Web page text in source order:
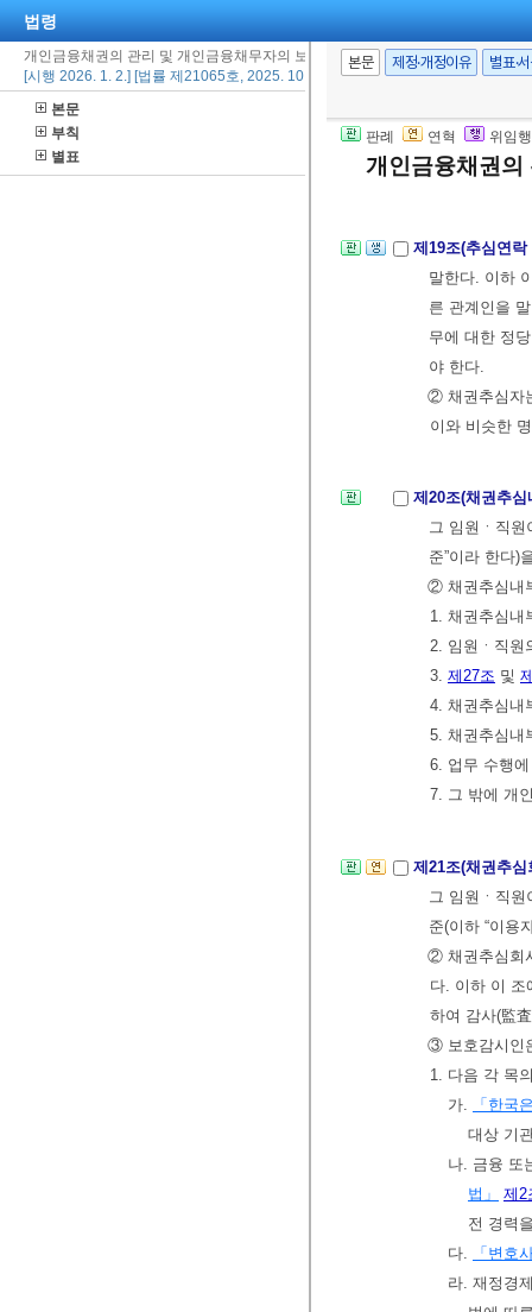
법령
개인금융채권의 관리 및 개인금융채무자의 보호에 관한 법률
[시행 2026. 1. 2.] [법률 제21065호, 2025. 10. 1., 타법개정]
본문
부칙
별표
본문 제정·개정이유 별표·
판례 연혁 위임
개인금융채권
특정한 시간대
② 제1항에 따
있는 경우로서
제19조(추심연
말한다. 이하
른 관계인을
무에 대한 정
야 한다.
② 채권추심자
이와 비슷한
제20조(채권추
그 임원ㆍ직원
준”이라 한다)
② 채권추심내
1. 채권추심내
2. 임원ㆍ직원
3. 제27조 및
4. 채권추심내
5. 채권추심내
6. 업무 수행
7. 그 밖에 개
제21조(채권추
그 임원ㆍ직
준(이하 “이용
② 채권추심회
다. 이하 이 조
하여 감사(監
③ 보호감시인
1. 다음 각 목
가.
「한국
대상 기
나. 금융 또
법」
제2
전 경력
다.
「변호
라. 재정경